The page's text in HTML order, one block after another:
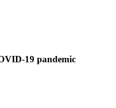
19 pandemic